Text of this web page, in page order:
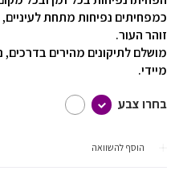
כמפחיתים נפיחות מתחת
זוהר העור.
מושלם לתיקונים מהירים
מיידי.
בחרו צבע
הוסף להשוואה